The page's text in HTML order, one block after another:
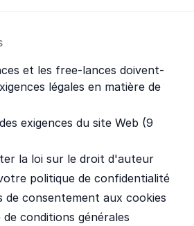
et les free-lances doivent-
légales en matière de
exigences du site Web (9
la loi sur le droit d'auteur
politique de confidentialité
de consentement aux cookies
de conditions générales